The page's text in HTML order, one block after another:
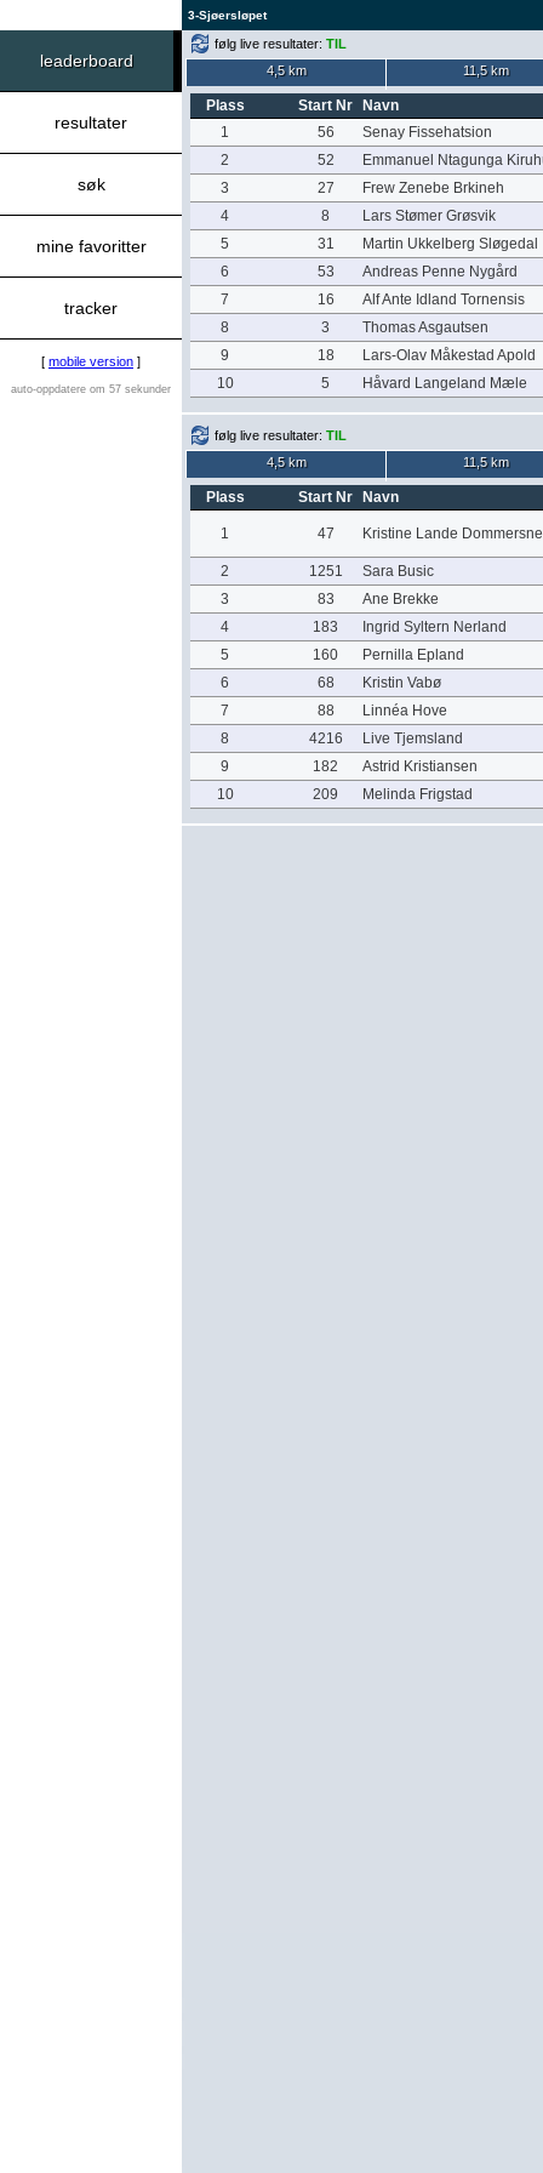
3-Sjøersløpet
leaderboard
resultater
søk
mine favoritter
tracker
[ mobile version ]
auto-oppdatere om 57 sekunder
følg live resultater: TIL
4,5 km
11,5 km
Plass Start Nr
Navn
1
56
Senay Fissehatsion
2
52
Emmanuel Ntagunga
3
27
Frew Zenebe Brkineh
4
8
Lars Stømer Grøsvik
5
31
Martin Ukkelberg Sløgedal
6
53
Andreas Penne Nygård
7
16
Alf Ante Idland Tornensis
8
3
Thomas Asgautsen
9
18
Lars-Olav Måkestad Apold
10
5 Håvard Langeland Mæle
følg live resultater: TIL
4,5 km
11,5 km
Plass Start Nr Navn
1 47 Kristine Lande
2 1251
Sara Busic
3
83
Ane Brekke
4
183
Ingrid Syltern Nerland
5
160
Pernilla Epland
6
68
Kristin Vabø
7
88
Linnéa Hove
8
4216
Live Tjemsland
9
182
Astrid Kristiansen
10
209 Melinda Frigstad